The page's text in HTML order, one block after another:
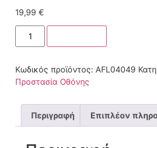
19,99 €
Κωδικός προϊόντος: AFL04049
Προστασία Οθόνης
Περιγραφή Επιπλέον